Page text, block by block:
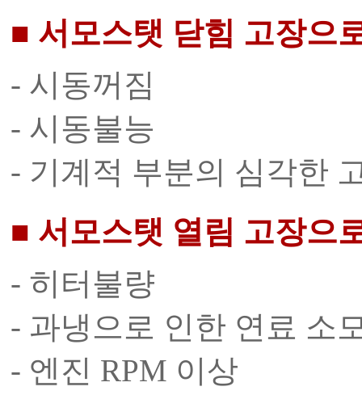
■ 서모스탯 닫힘 고장으
- 시동꺼짐
- 시동불능
- 기계적 부분의 심각한
■ 서모스탯 열림 고장으
- 히터불량
- 과냉으로 인한 연료 소
- 엔진 RPM 이상